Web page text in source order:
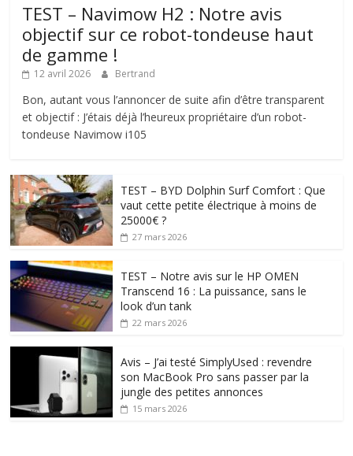
TEST – Navimow H2 : Notre avis
objectif sur ce robot-tondeuse haut
de gamme !
12 avril 2026 Bertrand
Bon, autant vous l’annoncer de suite afin d’être transparent
et objectif : J’étais déjà l’heureux propriétaire d’un robot-
tondeuse Navimow i105
TEST – BYD Dolphin Surf Comfort : Que
vaut cette petite électrique à moins de
25000€ ?
27 mars 2026
TEST – Notre avis sur le HP OMEN
Transcend 16 : La puissance, sans le
look d’un tank
22 mars 2026
Avis – J’ai testé SimplyUsed : revendre
son MacBook Pro sans passer par la
jungle des petites annonces
15 mars 2026